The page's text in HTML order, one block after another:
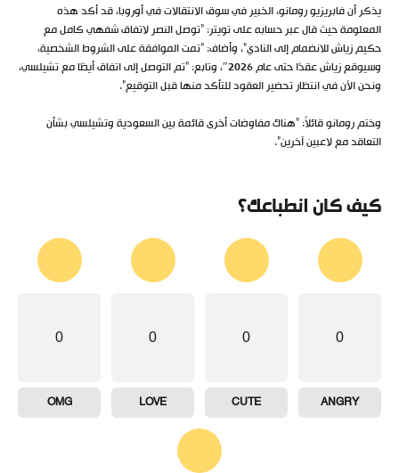
يذكر أن فابريزيو رومانو، الخبير في سوق الانتقالات في أوروبا، قد أكد هذه
المعلومة حيث قال عبر حسابه على تويتر: “توصل النصر لاتفاق شفهي كامل مع
حكيم زياش للانضمام إلى النادي”، وأضاف: “تمت الموافقة على الشروط الشخصية،
وسيوقع زياش عقدًا حتى عام 2026″، وتابع: “تم التوصل إلى اتفاق أيضًا مع تشيلسي،
ونحن الآن في انتظار تحضير العقود للتأكد منها قبل التوقيع”.
وختم رومانو قائلاً: “هناك مفاوضات أخرى قائمة بين السعودية وتشيلسي بشأن
التعاقد مع لاعبين آخرين”.
كيف كان انطباعك؟
0
ANGRY
0
CUTE
0
LOVE
0
OMG